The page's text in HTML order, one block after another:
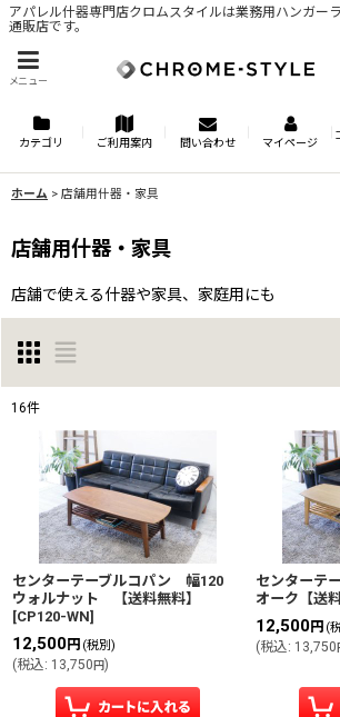
アパレル什器専門店クロムスタイルは業務用ハンガー
通販店です。
メニュー
カテゴリ ご利用案内 問い合わせ マイページ
ホーム > 店舗用什器・家具
店舗用什器・家具
店舗で使える什器や家具、家庭用にも
表示数
並び順:
絞り込む
16件
センターテーブルコパン 幅120
ウォルナット 【送料無料】
[CP120-WN]
12,500円 (税別)
(税込: 13,750円)
センターテ
オーク【送
12,500円 (
(税込: 13,750